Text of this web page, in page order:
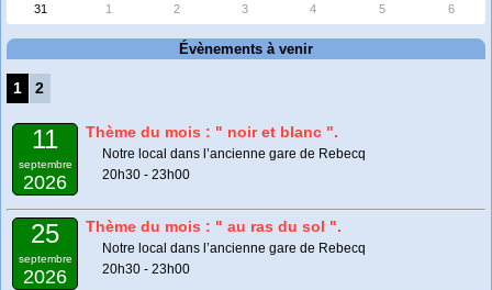
31 1 2 3 4 5 6
Évènements à venir
1 2
11
septembre
2026
Thème du mois : " noir et blanc ".
Notre local dans l’ancienne gare de Rebecq
20h30 - 23h00
25
septembre
2026
Thème du mois : " au ras du sol ".
Notre local dans l’ancienne gare de Rebecq
20h30 - 23h00